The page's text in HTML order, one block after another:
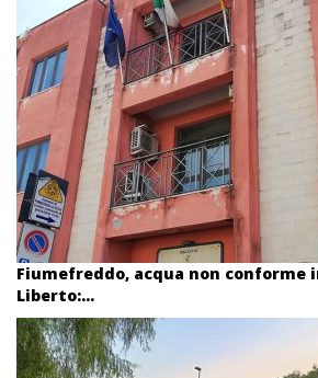
Fiumefreddo, acqua non conforme
Liberto:...